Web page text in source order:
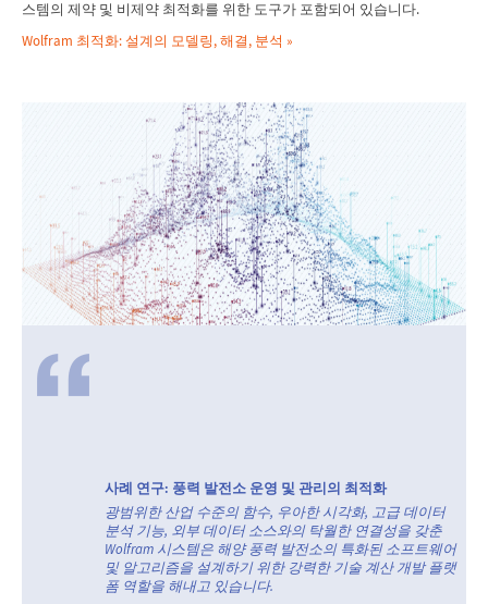
스템의 제약 및 비제약 최적화를 위한 도구가 포함되어 있습니다.
Wolfram 최적화: 설계의 모델링, 해결, 분석
사례 연구: 풍력 발전소 운영 및 관리의 최적화
광범위한 산업 수준의 함수, 우아한 시각화, 고급 데이터
분석 기능, 외부 데이터 소스와의 탁월한 연결성을 갖춘
Wolfram 시스템은 해양 풍력 발전소의 특화된 소프트웨어
및 알고리즘을 설계하기 위한 강력한 기술 계산 개발 플랫
폼 역할을 해내고 있습니다.